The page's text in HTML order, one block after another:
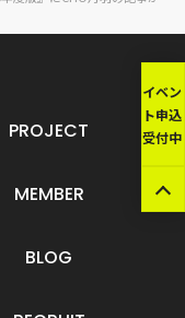
イベン
ト申込
受付中
PROJECT
MEMBER
BLOG